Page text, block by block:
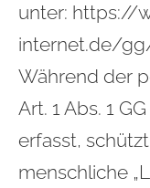
unter: https://
internet.de/gg/
Während der
Art. 1 Abs. 1
erfasst, schützt
menschliche